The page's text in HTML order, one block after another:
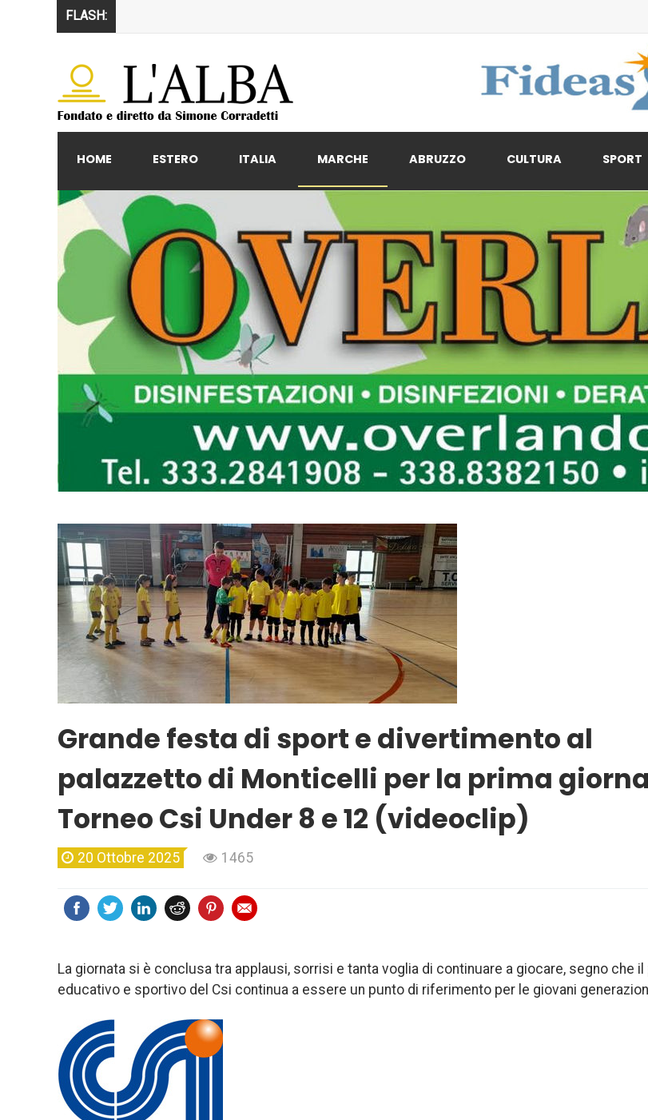
FLASH:
HOME ESTERO ITALIA MARCHE ABRUZZO CULTURA SPORT
Grande festa di sport e divertimento al
palazzetto di Monticelli per la prima
Torneo Csi Under 8 e 12 (videoclip)
20 Ottobre 2025 1465
La giornata si è conclusa tra applausi, sorrisi e tanta voglia di continuare a giocare, segno che
educativo e sportivo del Csi continua a essere un punto di riferimento per le giovani